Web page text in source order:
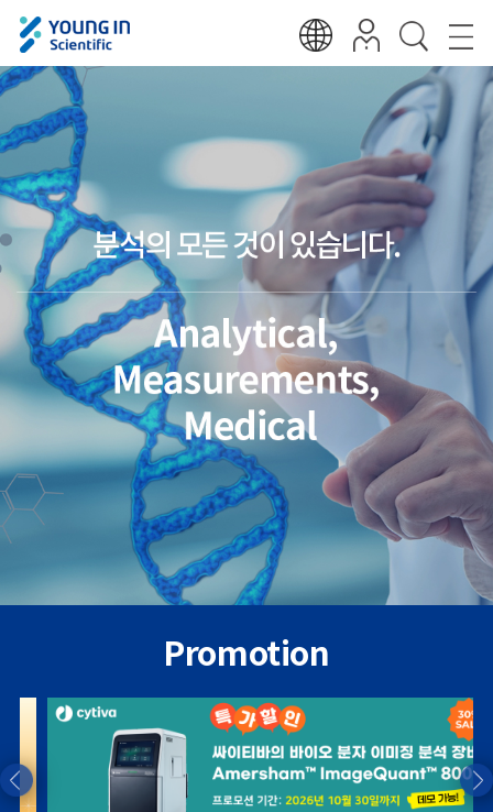
Promotion